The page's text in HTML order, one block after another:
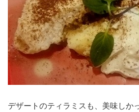
デザートのティラミスも、美味しか